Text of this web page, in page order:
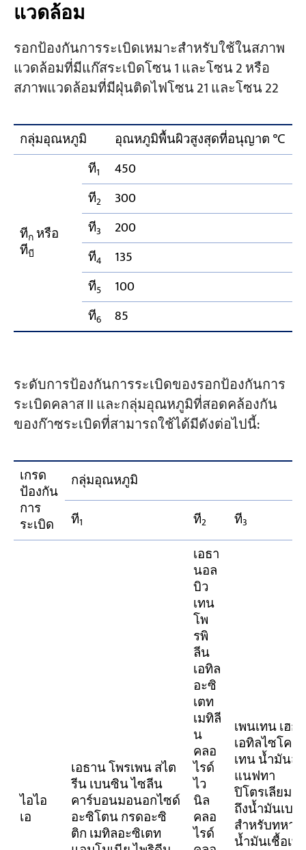
แวดล้อม
รอกป้องกันการระเบิดเหมาะสำหรับใช้ในสภาพ
แวดล้อมที่มีแก๊สระเบิดโซน 1 และโซน 2 หรือ
สภาพแวดล้อมที่มีฝุ่นติดไฟโซน 21 และโซน 22
กลุ่มอุณหภูมิ อุณหภูมิพื้นผิวสูงสุดที่อนุญาต ℃
ทีก หรือ
ทีบี
ที1
450
ที2
300
ที3
200
ที4
135
ที5
100
ที6 85
ระดับการป้องกันการระเบิดของรอกป้องกันการ
ระเบิดคลาส II และกลุ่มอุณหภูมิที่สอดคล้องกัน
ของก๊าซระเบิดที่สามารถใช้ได้มีดังต่อไปนี้:
เกรด
ป้องกัน
การ
ระเบิด
กลุ่มอุณหภูมิ
ที1 ที2 ที3
ไอไอ
เอ
เอธาน โพรเพน สไต
รีน เบนซิน ไซลีน
คาร์บอนมอนอกไซด์
อะซิโตน กรดอะซิ
ติก เมทิลอะซิเตท
เอธา
นอล
บิว
เทน
โพ
รพิ
ลีน
เอทิล
อะซิ
เตท
เมทิลี
น
คลอ
ไรด์
ไว
นิล
คลอ
ไรด์
เพนเทน เฮก
เอทิลไซโคล
เทน น้ำมันส
แนฟทา
ปิโตรเลียม (
ถึงน้ำมันเบ
สำหรับทหาร)
น้ำมันเชื้อเพ